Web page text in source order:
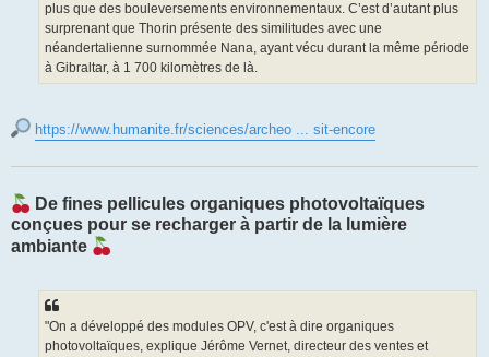
plus que des bouleversements environnementaux. C’est d’autant plus
surprenant que Thorin présente des similitudes avec une
néandertalienne surnommée Nana, ayant vécu durant la même période
à Gibraltar, à 1 700 kilomètres de là.
https://www.humanite.fr/sciences/archeo ... sit-encore
De fines pellicules organiques photovoltaïques
conçues pour se recharger à partir de la lumière
ambiante
"On a développé des modules OPV, c'est à dire organiques
photovoltaïques, explique Jérôme Vernet, directeur des ventes et